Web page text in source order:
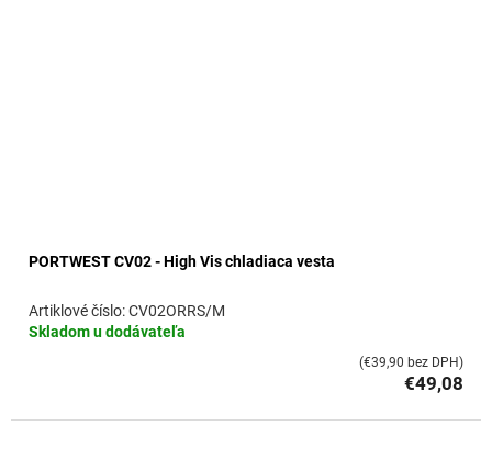
PORTWEST CV02 - High Vis chladiaca vesta
Skladom u dodávateľa
CV02ORRS/M
€49,08
(€39,90 bez DPH)